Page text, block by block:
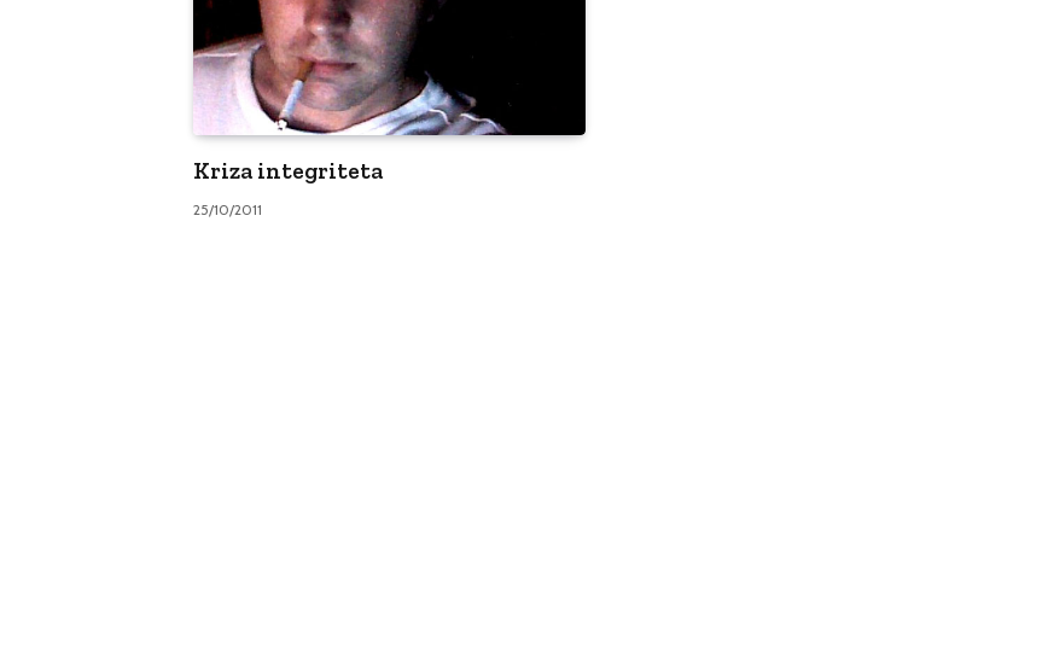
Kriza integriteta
25/10/2011